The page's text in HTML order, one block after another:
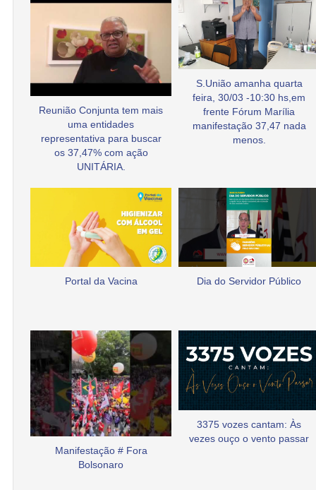
Reunião Conjunta tem mais
uma entidades
representativa para buscar
os 37,47% com ação
UNITÁRIA.
S.União amanha quarta
feira, 30/03 -10:30 hs,em
frente Fórum Marília
manifestação 37,47 nada
menos.
Portal da Vacina Dia do Servidor Público
Manifestação # Fora
Bolsonaro
3375 vozes cantam: Às
vezes ouço o vento passar